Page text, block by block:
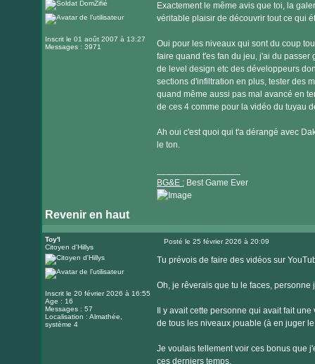
Inscrit le 01 août 2007 à 13:27
Messages : 3971
Exactement le même avis que toi, la
véritable plaisir de découvrir tout ce qui
Oui pour les niveaux qui sont du coup
faire quand t'es fan du jeu, j'ai du passer
de level design etc des développeurs
sections d'infiltration en plus, tester des
quand même aussi pas mal avancé en
de ces 4 comme pour la vidéo du tuyau
Ah oui c'est quoi qui t'a dérangé avec
le ton.
BG&E :Best Game Ever
Revenir en haut
le
internet
Toy'l
Citoyen d'Hillys
Inscrit le 20 février 2026 à 16:55
Age : 16
Messages : 57
Localisation : Almathée,
système 4
Posté le 25 février 2026 à 20:09
Tu prévois de faire des vidéos sur
Oh, je rêverais que tu le faces,
Il y avait cette personne qui avait fait
de tous les niveaux jouable (à en juger
Je voulais tellement voir ces bonus que
ces derniers temps.